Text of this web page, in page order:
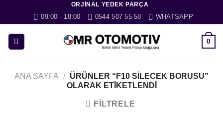
ORJINAL YEDEK PARÇA
09:00 - 18:00 0544 507 55 58 WHATSAPP
0
ANA SAYFA / ÜRÜNLER “F10 SILECEK BORUSU”
OLARAK ETIKETLENDI
FILTRELE